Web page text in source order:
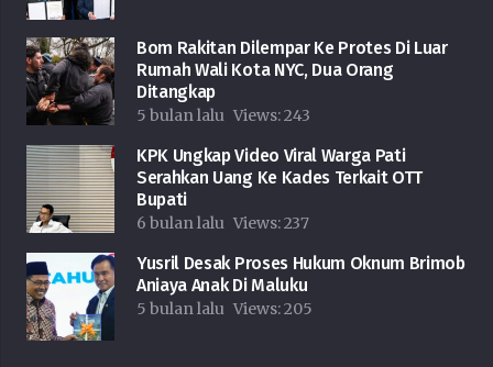
Bom Rakitan Dilempar Ke Protes Di Luar
Rumah Wali Kota NYC, Dua Orang
Ditangkap
5 bulan lalu Views:243
KPK Ungkap Video Viral Warga Pati
Serahkan Uang Ke Kades Terkait OTT
Bupati
6 bulan lalu Views:237
Yusril Desak Proses Hukum Oknum Brimob
Aniaya Anak Di Maluku
5 bulan lalu Views:205